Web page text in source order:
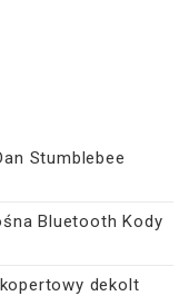
Stumblebee
Bluetooth Kody
dekolt